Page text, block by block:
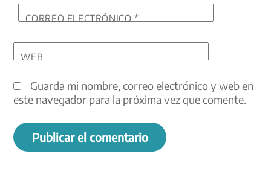
CORREO ELECTRÓNICO*
WEB
Guarda mi nombre, correo electrónico y web en
este navegador para la próxima vez que comente.